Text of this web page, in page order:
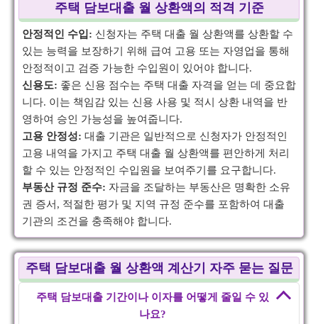
주택 담보대출 월 상환액의 적격 기준
안정적인 수입: 신청자는 주택 대출 월 상환액를 상환할 수
있는 능력을 보장하기 위해 급여 고용 또는 자영업을 통해
안정적이고 검증 가능한 수입원이 있어야 합니다.
신용도: 좋은 신용 점수는 주택 대출 자격을 얻는 데 중요합
니다. 이는 책임감 있는 신용 사용 및 적시 상환 내역을 반
영하여 승인 가능성을 높여줍니다.
고용 안정성: 대출 기관은 일반적으로 신청자가 안정적인
고용 내역을 가지고 주택 대출 월 상환액를 편안하게 처리
할 수 있는 안정적인 수입원을 보여주기를 요구합니다.
부동산 규정 준수: 자금을 조달하는 부동산은 명확한 소유
권 증서, 적절한 평가 및 지역 규정 준수를 포함하여 대출
기관의 조건을 충족해야 합니다.
주택 담보대출 월 상환액 계산기 자주 묻는 질문
주택 담보대출 기간이나 이자를 어떻게 줄일 수 있
나요?